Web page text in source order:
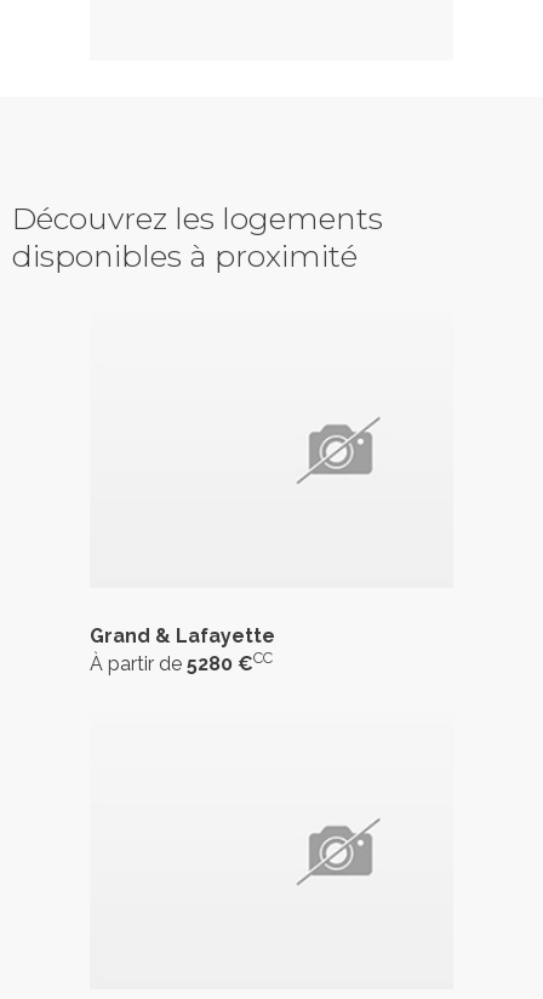
Découvrez les logements
disponibles à proximité
Grand & Lafayette
À partir de 5280 €CC